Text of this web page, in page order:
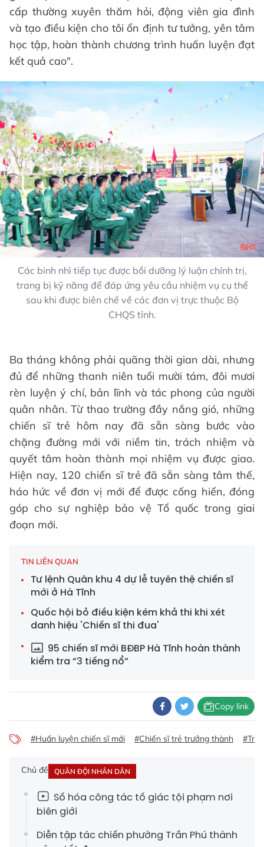
cấp thường xuyên thăm hỏi, động viên gia đình
và tạo điều kiện cho tôi ổn định tư tưởng, yên tâm
học tập, hoàn thành chương trình huấn luyện đạt
kết quả cao".
Các binh nhì tiếp tục được bồi dưỡng lý luận chính trị,
trang bị kỹ năng để đáp ứng yêu cầu nhiệm vụ cụ thể
sau khi được biên chế về các đơn vị trực thuộc Bộ
CHQS tỉnh.
Ba tháng không phải quãng thời gian dài, nhưng
đủ để những thanh niên tuổi mười tám, đôi mươi
rèn luyện ý chí, bản lĩnh và tác phong của người
quân nhân. Từ thao trường đầy nắng gió, những
chiến sĩ trẻ hôm nay đã sẵn sàng bước vào
chặng đường mới với niềm tin, trách nhiệm và
quyết tâm hoàn thành mọi nhiệm vụ được giao.
Hiện nay, 120 chiến sĩ trẻ đã sẵn sàng tâm thế,
háo hức về đơn vị mới để được cống hiến, đóng
góp cho sự nghiệp bảo vệ Tổ quốc trong giai
đoạn mới.
TIN LIÊN QUAN
Tư lệnh Quân khu 4 dự lễ tuyên thệ chiến sĩ
mới ở Hà Tĩnh
Quốc hội bỏ điều kiện kém khả thi khi xét
danh hiệu 'Chiến sĩ thi đua'
95 chiến sĩ mới BĐBP Hà Tĩnh hoàn thành
kiểm tra “3 tiếng nổ”
Copy link
#Huấn luyện chiến sĩ mới #Chiến sĩ trẻ trưởng thành
Chủ đề QUÂN ĐỘI NHÂN DÂN
Số hóa công tác tố giác tội phạm nơi
biên giới
Diễn tập tác chiến phường Trần Phú thành